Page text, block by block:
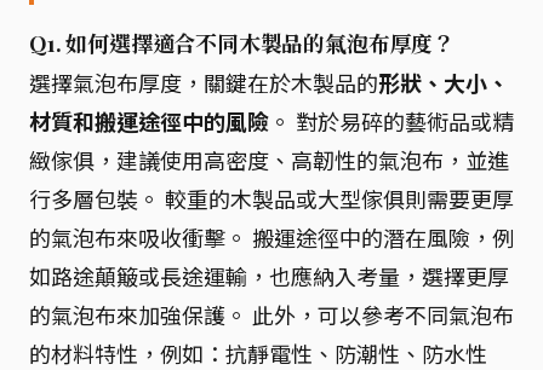
Q1. 如何選擇適合不同木製品的氣泡布厚度？
選擇氣泡布厚度，關鍵在於木製品的形狀、大小、
材質和搬運途徑中的風險 。 對於易碎的藝術品或精
緻傢俱，建議使用高密度、高韌性的氣泡布，並進
行多層包裝。 較重的木製品或大型傢俱則需要更厚
的氣泡布來吸收衝擊。 搬運途徑中的潛在風險，例
如路途顛簸或長途運輸，也應納入考量，選擇更厚
的氣泡布來加強保護。 此外，可以參考不同氣泡布
的材料特性，例如：抗靜電性、防潮性、防水性